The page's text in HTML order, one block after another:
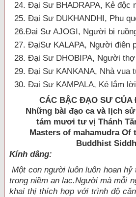
24. Đại Sư BHADRAPA, Kẻ độc
25. Đại Sư DUKHANDHI, Phu
26.Đại Sư AJOGI, Người bị
27. ĐạiSư KALAPA, Người điên
28. Đại Sư DHOBIPA, Người
29. Đại Sư KANKANA, Nhà vua
30. Đại Sư KAMPALA, Kẻ lắm lời
CÁC BẬC ÐẠO SƯ CỦA
Những bài đạo ca và lịch
tám mươi tư vị Thánh
Masters of mahamudra Of
Buddhist
Kính dâng:
Một con người luôn luôn hoan hỷ
trong niềm an lạc.Người mà mỗi
khai thị thích hợp với trình độ